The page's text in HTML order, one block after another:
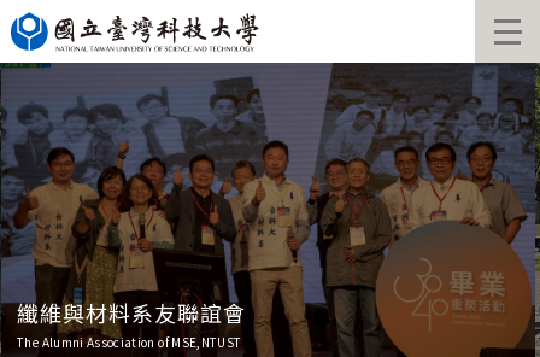
跳
到
主
內
容
區
塊
纖維與材料系友聯誼會
The Alumni Association of MSE,NTUST